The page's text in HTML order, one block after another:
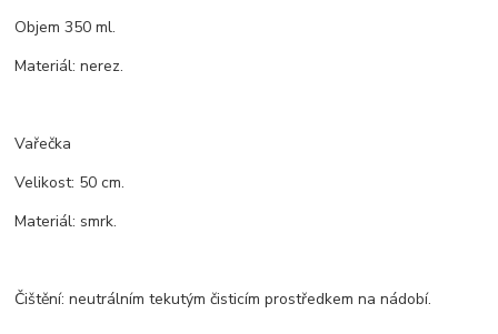
Objem 350 ml.
Materiál: nerez.
Vařečka
Velikost: 50 cm.
Materiál: smrk.
Čištění: neutrálním tekutým čisticím prostředkem na nádobí.